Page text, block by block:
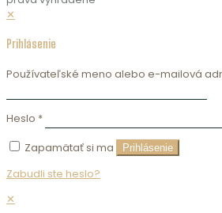
✕
Prihlásenie
Používateľské meno alebo e-mailová
Heslo *
Zapamätať si ma
Prihlásenie
Zabudli ste heslo?
✕